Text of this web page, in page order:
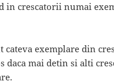
in crescatorii numai
cateva exemplare din
daca mai detin si alti